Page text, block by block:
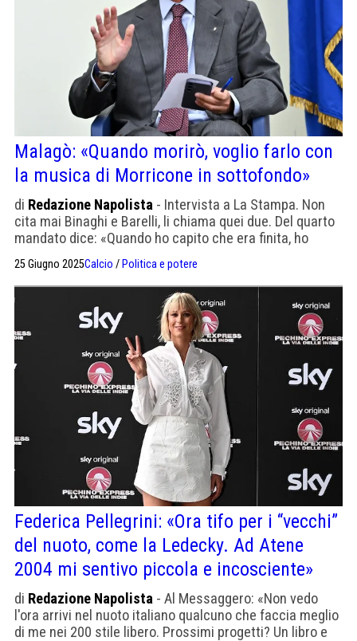
Malagò: «Quando morirò, voglio farlo con
la musica di Morricone in sottofondo»
di Redazione Napolista - Intervista a La Stampa. Non
cita mai Binaghi e Barelli, li chiama quei due. Del quarto
mandato dice: «Quando ho capito che era finita, ho
25 Giugno 2025Calcio / Politica e potere
Federica Pellegrini: «Ora tifo per i “vecchi”
del nuoto, come la Ledecky. Ad Atene
2004 mi sentivo piccola e incosciente»
di Redazione Napolista - Al Messaggero: «Non vedo
l'ora arrivi nel nuoto italiano qualcuno che faccia meglio
di me nei 200 stile libero. Prossimi progetti? Un libro e